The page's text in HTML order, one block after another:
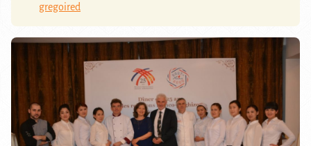
gregoired